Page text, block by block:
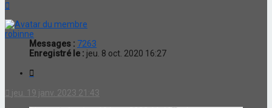
robinne
Messages : 7263
Enregistré le : jeu. 8 oct. 2020 16:27
jeu. 19 janv. 2023 21:43